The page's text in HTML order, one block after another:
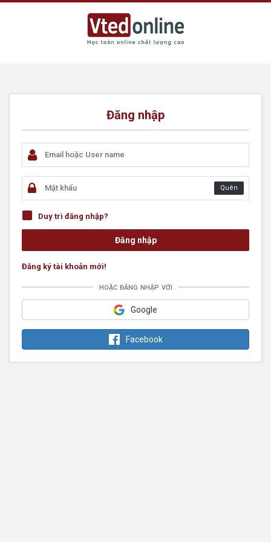
Đăng nhập
Quên
Duy trì đăng nhập?
Đăng ký tài khoản mới!
hoặc đăng nhập với
Google
Facebook